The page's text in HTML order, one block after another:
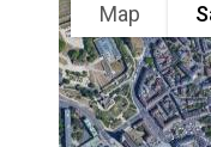
Map